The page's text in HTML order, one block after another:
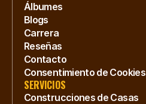
Álbumes
Blogs
Carrera
Reseñas
Contacto
Consentimiento de Cookies
SERVICIOS
Construcciones de Casas